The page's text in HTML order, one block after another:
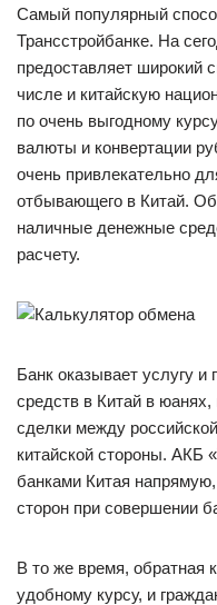
Самый популярный
Трансстройбанке. На
предоставляет широкий
числе и китайскую
по очень выгодному
валюты и конвертации
очень привлекательно
отбывающего в Китай.
наличные денежные
расчету.
Банк оказывает услугу
средств в Китай в
сделки между
китайской стороны. АКБ
банками Китая
сторон при совершении
В то же время, обратная
удобному курсу, и